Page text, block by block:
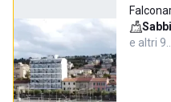
e altri 9…